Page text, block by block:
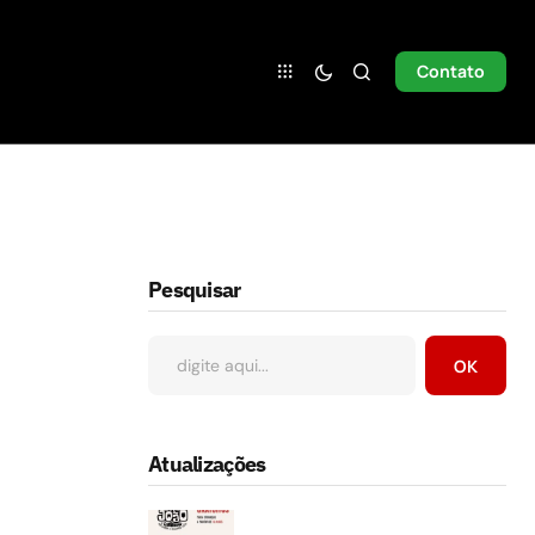
Contato
Pesquisar
OK
Atualizações